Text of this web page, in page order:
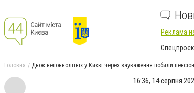
Реклама
Головна Двоє неповнолітніх у Києві через зауваження побили
16:36, 14 серпня